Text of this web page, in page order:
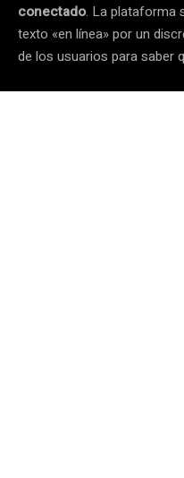
conectado. La plataforma
texto «en línea» por un
de los usuarios para saber